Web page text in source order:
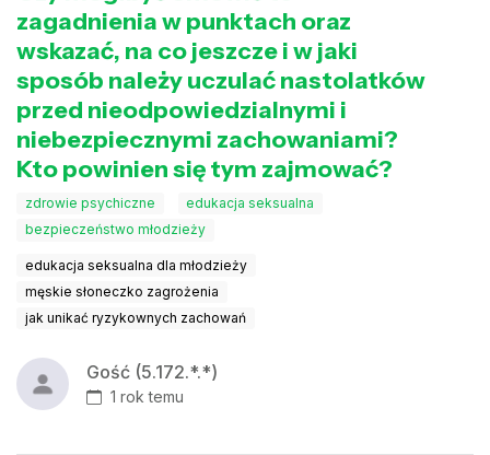
zagadnienia w punktach oraz
wskazać, na co jeszcze i w jaki
sposób należy uczulać nastolatków
przed nieodpowiedzialnymi i
niebezpiecznymi zachowaniami?
Kto powinien się tym zajmować?
zdrowie psychiczne
edukacja seksualna
bezpieczeństwo młodzieży
edukacja seksualna dla młodzieży
męskie słoneczko zagrożenia
jak unikać ryzykownych zachowań
Gość (5.172.*.*)
1 rok temu